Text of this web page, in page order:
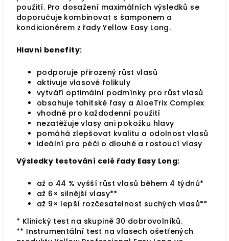
použití. Pro dosažení maximálních výsledků se
doporučuje kombinovat s šamponem a
kondicionérem z řady Yellow Easy Long.
Hlavní benefity:
podporuje přirozený růst vlasů
aktivuje vlasové folikuly
vytváří optimální podmínky pro růst vlasů
obsahuje tahitské řasy a AloeTrix Complex
vhodné pro každodenní použití
nezatěžuje vlasy ani pokožku hlavy
pomáhá zlepšovat kvalitu a odolnost vlasů
ideální pro péči o dlouhé a rostoucí vlasy
Výsledky testování celé řady Easy Long:
až o 44 % vyšší růst vlasů během 4 týdnů*
až 6× silnější vlasy**
až 9× lepší rozčesatelnost suchých vlasů**
* Klinický test na skupině 30 dobrovolníků.
** Instrumentální test na vlasech ošetřených